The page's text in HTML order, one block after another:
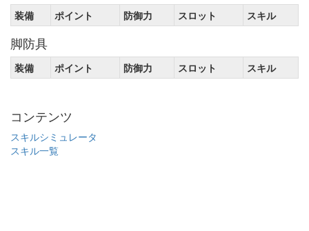
装備 ポイント 防御力 スロット スキル
脚防具
装備 ポイント 防御力 スロット スキル
コンテンツ
スキルシミュレータ
スキル一覧